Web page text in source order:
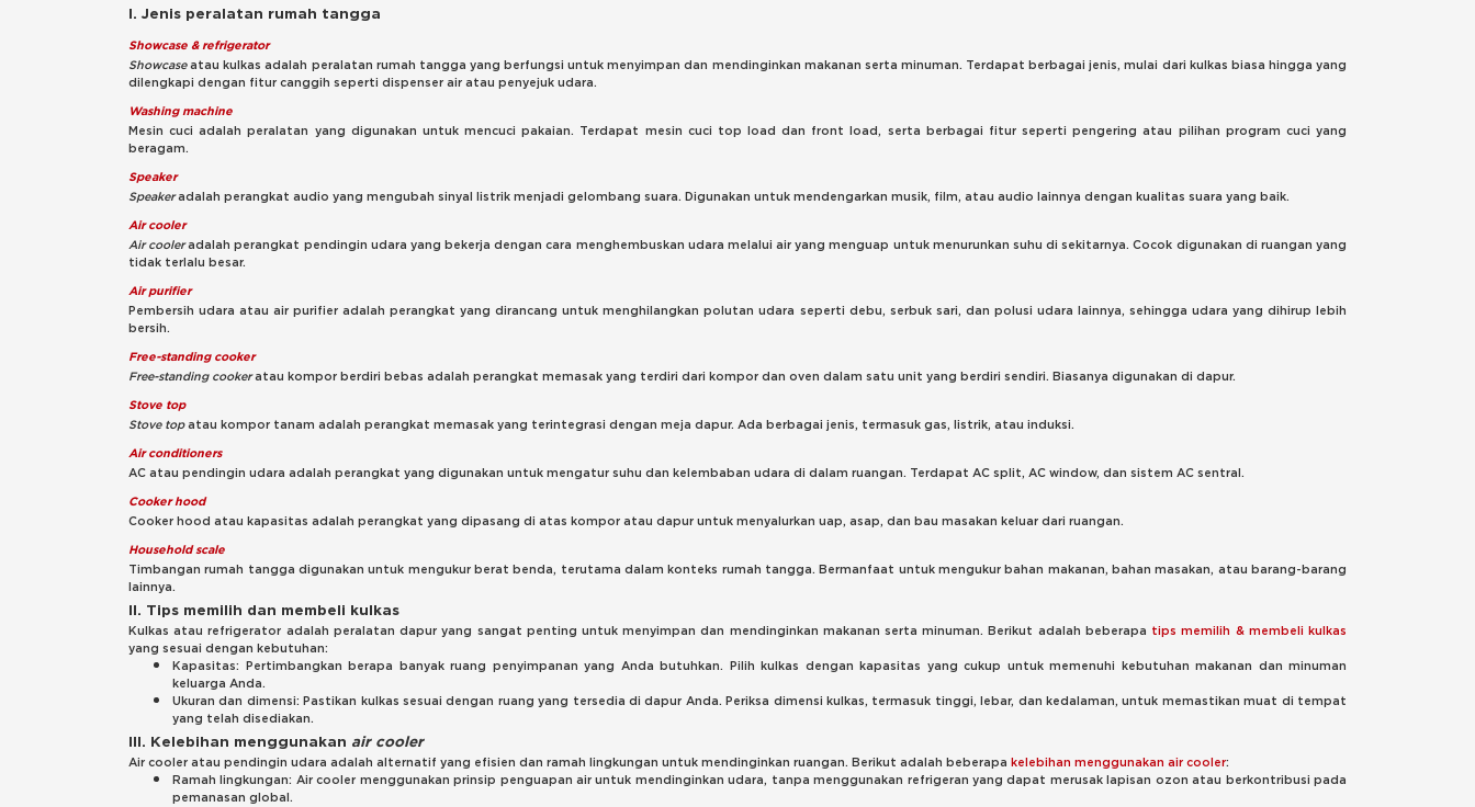
I. Jenis peralatan rumah tangga
Showcase & refrigerator
Showcaseatau kulkas adalah peralatan rumah tangga yang berfungsi untuk menyimpan dan mendinginkan makanan serta minuman. Terdapat berbagai jenis, mulai dari kulkas biasa hingga yang
dilengkapi dengan fitur canggih seperti dispenser air atau penyejuk udara.
Washing machine
Mesin cuci adalah peralatan yang digunakan untuk mencuci pakaian. Terdapat mesin cuci top load dan front load, serta berbagai fitur seperti pengering atau pilihan program cuci yang
beragam.
Speaker
Speakeradalah perangkat audio yang mengubah sinyal listrik menjadi gelombang suara. Digunakan untuk mendengarkan musik, film, atau audio lainnya dengan kualitas suara yang baik.
Air cooler
Air cooleradalah perangkat pendingin udara yang bekerja dengan cara menghembuskan udara melalui air yang menguap untuk menurunkan suhu di sekitarnya. Cocok digunakan di ruangan yang
tidak terlalu besar.
Air purifier
Pembersih udara atau air purifier adalah perangkat yang dirancang untuk menghilangkan polutan udara seperti debu, serbuk sari, dan polusi udara lainnya, sehingga udara yang dihirup lebih
bersih.
Free-standing cooker
Free-standing cookeratau kompor berdiri bebas adalah perangkat memasak yang terdiri dari kompor dan oven dalam satu unit yang berdiri sendiri. Biasanya digunakan di dapur.
Stove top
Stove topatau kompor tanam adalah perangkat memasak yang terintegrasi dengan meja dapur. Ada berbagai jenis, termasuk gas, listrik, atau induksi.
Air conditioners
AC atau pendingin udara adalah perangkat yang digunakan untuk mengatur suhu dan kelembaban udara di dalam ruangan. Terdapat AC split, AC window, dan sistem AC sentral.
Cooker hood
Cooker hood atau kapasitas adalah perangkat yang dipasang di atas kompor atau dapur untuk menyalurkan uap, asap, dan bau masakan keluar dari ruangan.
Household scale
Timbangan rumah tangga digunakan untuk mengukur berat benda, terutama dalam konteks rumah tangga. Bermanfaat untuk mengukur bahan makanan, bahan masakan, atau barang-barang
lainnya.
II. Tips memilih dan membeli kulkas
Kulkas atau refrigerator adalah peralatan dapur yang sangat penting untuk menyimpan dan mendinginkan makanan serta minuman. Berikut adalah beberapa tips memilih & membeli kulkas
yang sesuai dengan kebutuhan:
Kapasitas: Pertimbangkan berapa banyak ruang penyimpanan yang Anda butuhkan. Pilih kulkas dengan kapasitas yang cukup untuk memenuhi kebutuhan makanan dan minuman
keluarga Anda.
Ukuran dan dimensi: Pastikan kulkas sesuai dengan ruang yang tersedia di dapur Anda. Periksa dimensi kulkas, termasuk tinggi, lebar, dan kedalaman, untuk memastikan muat di tempat
yang telah disediakan.
III. Kelebihan menggunakan air cooler
Air cooler atau pendingin udara adalah alternatif yang efisien dan ramah lingkungan untuk mendinginkan ruangan. Berikut adalah beberapa kelebihan menggunakan air cooler:
Ramah lingkungan: Air cooler menggunakan prinsip penguapan air untuk mendinginkan udara, tanpa menggunakan refrigeran yang dapat merusak lapisan ozon atau berkontribusi pada
pemanasan global.